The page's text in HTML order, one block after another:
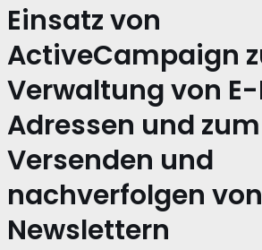
Einsatz von
ActiveCampaign
Verwaltung von
Adressen und zum
Versenden und
nachverfolgen von
Newslettern